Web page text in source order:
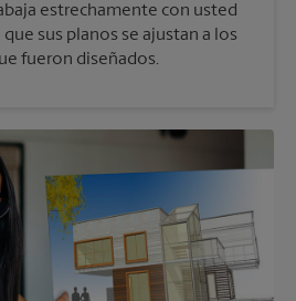
estrechamente con usted
que sus planos se ajustan a los
fueron diseñados.